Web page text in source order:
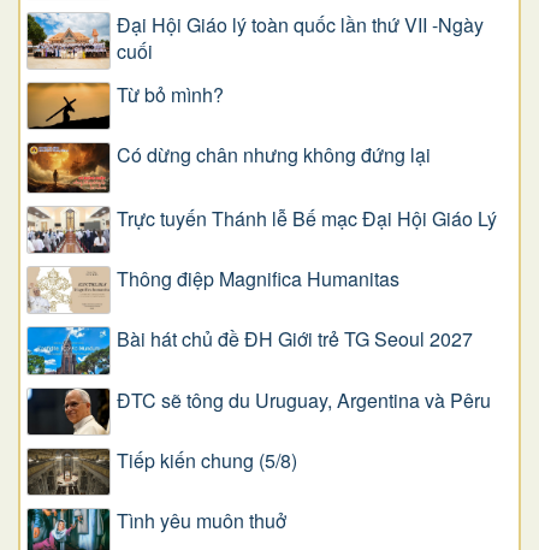
Đại Hội Giáo lý toàn quốc lần thứ VII -Ngày
cuối
Từ bỏ mình?
Có dừng chân nhưng không đứng lại
Trực tuyến Thánh lễ Bế mạc Đại Hội Giáo Lý
Thông điệp Magnifica Humanitas
Bài hát chủ đề ĐH Giới trẻ TG Seoul 2027
ĐTC sẽ tông du Uruguay, Argentina và Pêru
Tiếp kiến chung (5/8)
Tình yêu muôn thuở